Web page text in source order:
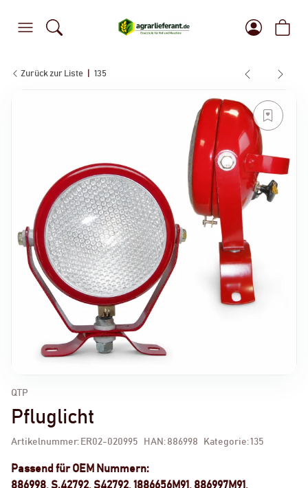
Zurück zur Liste 135
QTP
Pfluglicht
Artikelnummer: ER02-020995 HAN: 886998 Kategorie:135
Passend für OEM Nummern:
886998, S.42792, S42792, 1886656M91, 886997M91,